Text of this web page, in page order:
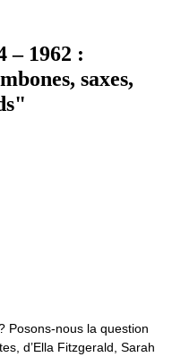
– 1962 :
saxes,
Posons-nous la question
d’Ella Fitzgerald, Sarah